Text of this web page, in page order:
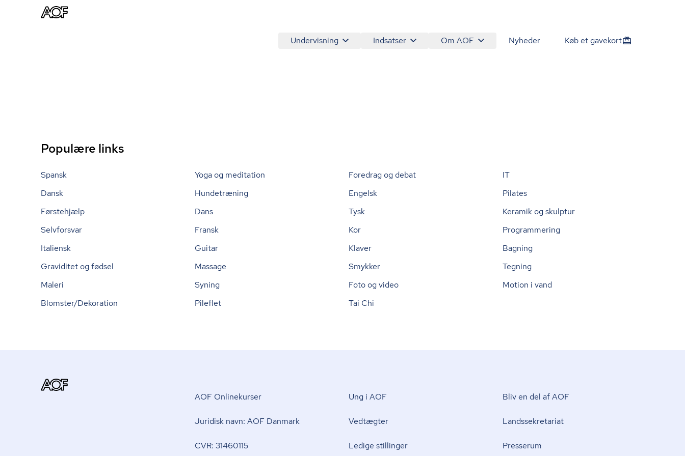
Undervisning Indsatser Om AOF Nyheder Køb et gavekort
Populære links
Spansk Yoga og meditation Foredrag og debat
IT
Dansk
Hundetræning Engelsk
Pilates
Førstehjælp
Dans Tysk
Keramik og skulptur
Selvforsvar
Fransk Kor
Programmering
Italiensk
Guitar Klaver
Bagning
Graviditet og fødsel
Massage Smykker
Tegning
Maleri
Syning Foto og video
Motion i vand
Blomster/Dekoration
Pileflet Tai Chi
AOF Onlinekurser
Juridisk navn: AOF Danmark
CVR: 31460115
Ung i AOF
Vedtægter
Ledige stillinger
Bliv en del af AOF
Lands­se­kre­ta­ri­at
Presserum